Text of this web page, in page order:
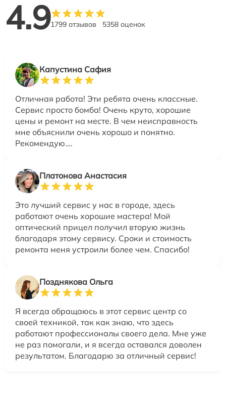
4.91799 отзывов 5358 оценок
Капустина Сафия
Отличная работа! Эти ребята очень классные.
Сервис просто бомба! Очень круто, хорошие
цены и ремонт на месте. В чем неисправность
мне объяснили очень хорошо и понятно.
Рекомендую….
Платонова Анастасия
Это лучший сервис у нас в городе, здесь
работают очень хорошие мастера! Мой
оптический прицел получил вторую жизнь
благодаря этому сервису. Сроки и стоимость
ремонта меня устроили более чем. Спасибо!
Позднякова Ольга
Я всегда обращаюсь в этот сервис центр со
своей техникой, так как знаю, что здесь
работают профессионалы своего дела. Мне уже
не раз помогали, и я всегда оставался доволен
результатом. Благодарю за отличный сервис!